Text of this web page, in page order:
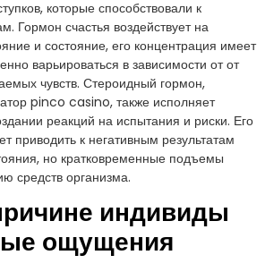
которые способствовали к
Гормон счастья воздействует на
и состояние, его концентрация имеет
варьироваться в зависимости от от
чувств. Стероидный гормон,
pinco casino, также исполняет
реакций на испытания и риски. Его
приводить к негативным результатам
но кратковременные подъемы
средств организма.
индивиды
ощущения